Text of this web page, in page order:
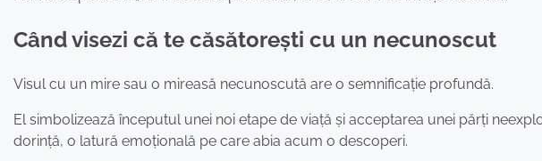
Când visezi că te căsătorești cu un necunoscut
Visul cu un mire sau o mireasă necunoscută are o semnificație profundă.
El simbolizează începutul unei noi etape de viață și acceptarea unei părți
dorință, o latură emoțională pe care abia acum o descoperi.